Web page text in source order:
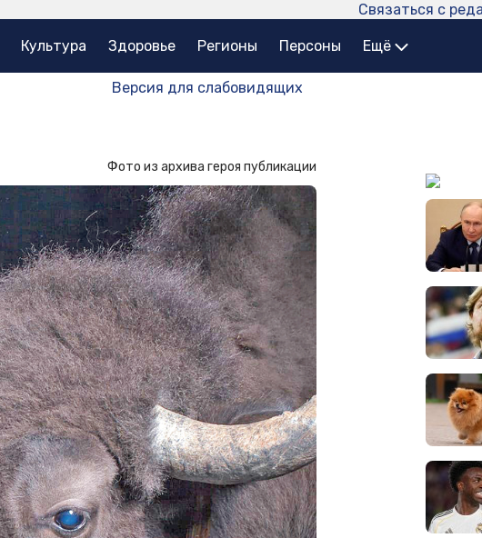
Связаться с
Культура Здоровье Регионы Персоны Ещё
Версия для слабовидящих
Фото из архива героя публикации